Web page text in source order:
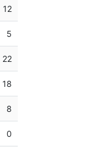
12
5
22
18
8
0